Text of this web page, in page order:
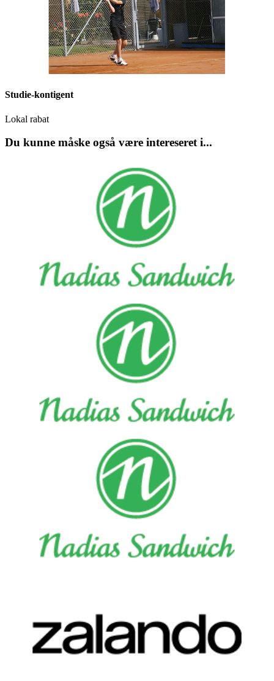
Studie-kontigent
Lokal rabat
Du kunne måske også være intereseret i...